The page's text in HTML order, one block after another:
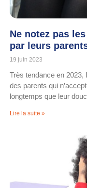
Ne notez pas
par leurs
19 juin 2023
Très tendance en
des parents qui
longtemps que leur
Lire la suite »